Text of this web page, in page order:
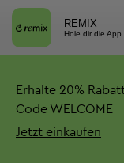
REMIX
Hole dir die App
Erhalte 20%
Code WELCOME
Jetzt einkaufen